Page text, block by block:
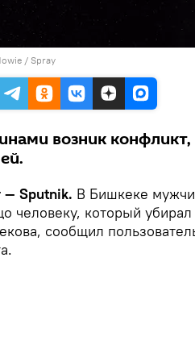
/ Spray
возник
Sputnik. В Бишкеке
человеку, который
сообщил